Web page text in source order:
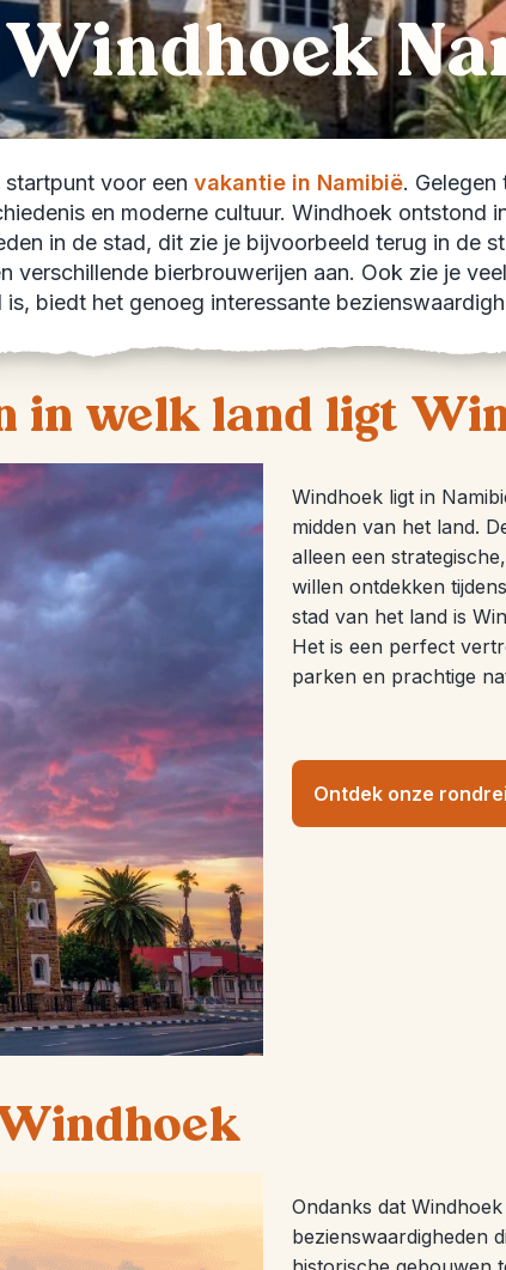
startpunt voor een vakantie in Namibië.
en moderne cultuur. Windhoek ontstond
in de stad, dit zie je bijvoorbeeld terug in de
verschillende bierbrouwerijen aan. Ook zie je
biedt het genoeg interessante
in welk land ligt
Windhoek ligt in
midden van het land.
alleen een
willen ontdekken
stad van het land is
Het is een perfect
parken en prachtige
Ontdek onze
Ondanks dat
bezienswaardigheden